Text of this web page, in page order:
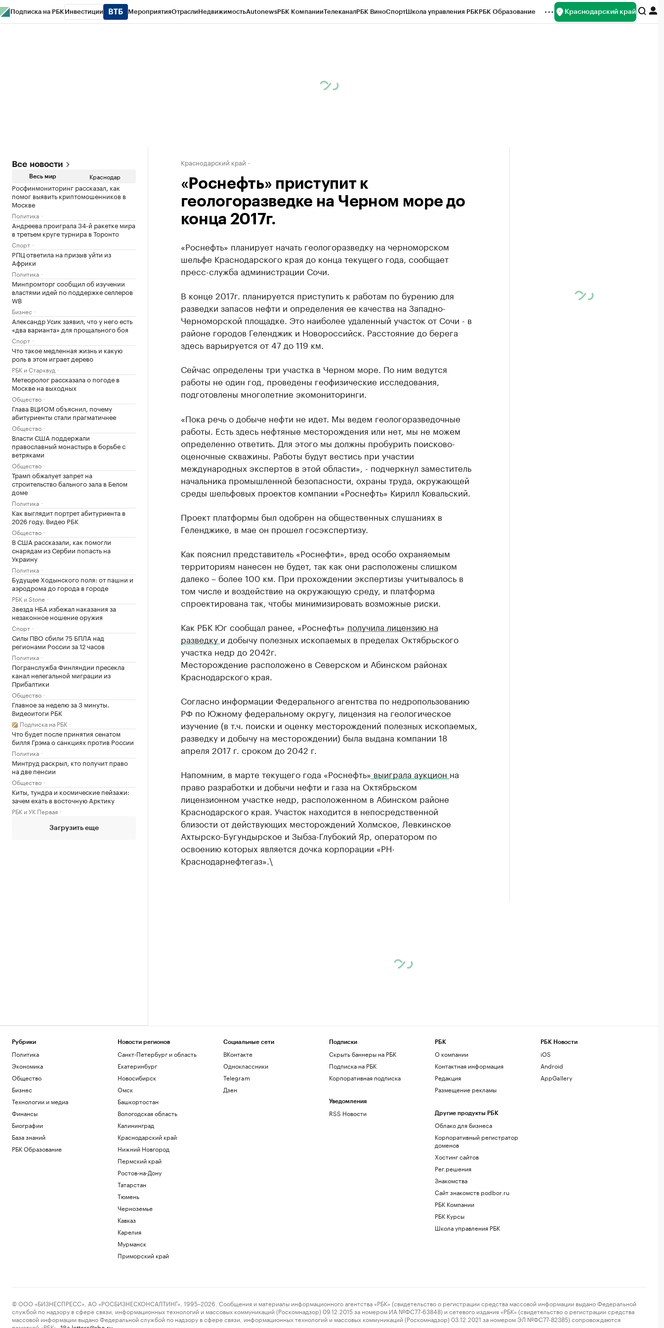
Подписка на РБК Инвестиции МероприятияОтраслиНедвижимостьAutonewsРБК КомпанииТелеканалРБК ВиноСпортШкола управления РБКРБК Образование Краснодарский край
Все новости
Весь мир Краснодар
Росфинмониторинг рассказал, как
помог выявить криптомошенников в
Москве
Политика
Андреева проиграла 34-й ракетке мира
в третьем круге турнира в Торонто
Спорт
РПЦ ответила на призыв уйти из
Африки
Политика
Минпромторг сообщил об изучении
властями идей по поддержке селлеров
WB
Бизнес
Александр Усик заявил, что у него есть
«два варианта» для прощального боя
Спорт
Что такое медленная жизнь и какую
роль в этом играет дерево
РБК и Старквуд
Метеоролог рассказала о погоде в
Москве на выходных
Общество
Глава ВЦИОМ объяснил, почему
абитуриенты стали прагматичнее
Общество
Власти США поддержали
православный монастырь в борьбе с
ветряками
Общество
Трамп обжалует запрет на
строительство бального зала в Белом
доме
Политика
Как выглядит портрет абитуриента в
2026 году. Видео РБК
Общество
В США рассказали, как помогли
снарядам из Сербии попасть на
Украину
Политика
Будущее Ходынского поля: от пашни и
аэродрома до города в городе
РБК и Stone
Звезда НБА избежал наказания за
незаконное ношение оружия
Спорт
Силы ПВО сбили 75 БПЛА над
регионами России за 12 часов
Политика
Погранслужба Финляндии пресекла
канал нелегальной миграции из
Прибалтики
Общество
Главное за неделю за 3 минуты.
Видеоитоги РБК
Подписка на РБК
Что будет после принятия сенатом
билля Грэма о санкциях против России
Политика
Минтруд раскрыл, кто получит право
на две пенсии
Общество
Киты, тундра и космические пейзажи:
зачем ехать в восточную Арктику
РБК и УК Первая
Загрузить еще
Краснодарский край
«Роснефть» приступит к
геологоразведке на Черном море до
конца 2017г.
«Роснефть» планирует начать геологоразведку на черноморском
шельфе Краснодарского края до конца текущего года, сообщает
пресс-служба администрации Сочи.
В конце 2017г. планируется приступить к работам по бурению для
разведки запасов нефти и определения ее качества на Западно-
Черноморской площадке. Это наиболее удаленный участок от Сочи - в
районе городов Геленджик и Новороссийск. Расстояние до берега
здесь варьируется от 47 до 119 км.
Сейчас определены три участка в Черном море. По ним ведутся
работы не один год, проведены геофизические исследования,
подготовлены многолетние экомониторинги.
«Пока речь о добыче нефти не идет. Мы ведем геологоразведочные
работы. Есть здесь нефтяные месторождения или нет, мы не можем
определенно ответить. Для этого мы должны пробурить поисково-
оценочные скважины. Работы будут вестись при участии
международных экспертов в этой области», - подчеркнул заместитель
начальника промышленной безопасности, охраны труда, окружающей
среды шельфовых проектов компании «Роснефть» Кирилл Ковальский.
Проект платформы был одобрен на общественных слушаниях в
Геленджике, в мае он прошел госэкспертизу.
Как пояснил представитель «Роснефти», вред особо охраняемым
территориям нанесен не будет, так как они расположены слишком
далеко – более 100 км. При прохождении экспертизы учитывалось в
том числе и воздействие на окружающую среду, и платформа
спроектирована так, чтобы минимизировать возможные риски.
Как РБК Юг сообщал ранее, «Роснефть» получила лицензию на
разведку и добычу полезных ископаемых в пределах Октябрьского
участка недр до 2042г.
Месторождение расположено в Северском и Абинском районах
Краснодарского края.
Согласно информации Федерального агентства по недропользованию
РФ по Южному федеральному округу, лицензия на геологическое
изучение (в т.ч. поиски и оценку месторождений полезных ископаемых,
разведку и добычу на месторождении) была выдана компании 18
апреля 2017 г. сроком до 2042 г.
Напомним, в марте текущего года «Роснефть» выиграла аукцион на
право разработки и добычи нефти и газа на Октябрьском
лицензионном участке недр, расположенном в Абинском районе
Краснодарского края. Участок находится в непосредственной
близости от действующих месторождений Холмское, Левкинское
Ахтырско-Бугундырское и Зыбза-Глубокий Яр, оператором по
освоению которых является дочка корпорации «РН-
Краснодарнефтегаз».\
Рубрики
Политика
Экономика
Общество
Бизнес
Технологии и медиа
Финансы
Биографии
База знаний
РБК Образование
Новости регионов
Санкт-Петербург и область
Екатеринбург
Новосибирск
Омск
Башкортостан
Вологодская область
Калининград
Краснодарский край
Нижний Новгород
Пермский край
Ростов-на-Дону
Татарстан
Тюмень
Черноземье
Кавказ
Карелия
Мурманск
Приморский край
Социальные сети
ВКонтакте
Одноклассники
Telegram
Дзен
Подписки
Скрыть баннеры на РБК
Подписка на РБК
Корпоративная подписка
Уведомления
RSS Новости
РБК
О компании
Контактная информация
Редакция
Размещение рекламы
Другие продукты РБК
Облако для бизнеса
Корпоративный регистратор
доменов
Хостинг сайтов
Рег.решения
Знакомства
Сайт знакомств podbor.ru
РБК Компании
РБК Курсы
Школа управления РБК
РБК Новости
iOS
Android
AppGallery
© ООО «БИЗНЕСПРЕСС», АО «РОСБИЗНЕСКОНСАЛТИНГ», 1995–2026. Сообщения и материалы информационного агентства «РБК» (свидетельство о регистрации средства массовой информации выдано Федеральной
службой по надзору в сфере связи, информационных технологий и массовых коммуникаций (Роскомнадзор) 09.12.2015 за номером ИА №ФС77-63848) и сетевого издания «РБК» (свидетельство о регистрации средства
массовой информации выдано Федеральной службой по надзору в сфере связи, информационных технологий и массовых коммуникаций (Роскомнадзор) 03.12.2021 за номером ЭЛ №ФС77-82385) сопровождаются